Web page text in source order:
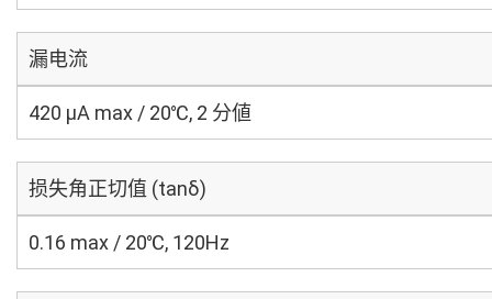
漏电流
420 μA max / 20℃, 2 分値
损失角正切值 (tanδ)
0.16 max / 20℃, 120Hz